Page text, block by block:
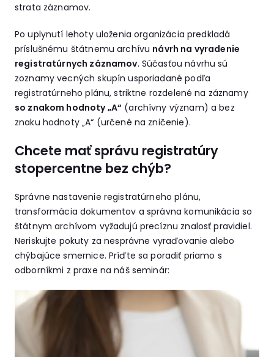
strata záznamov.
Po uplynutí lehoty uloženia organizácia predkladá
príslušnému štátnemu archívu návrh na vyradenie
registratúrnych záznamov. Súčasťou návrhu sú
zoznamy vecných skupín usporiadané podľa
registratúrneho plánu, striktne rozdelené na záznamy
so znakom hodnoty „A“ (archívny význam) a bez
znaku hodnoty „A“ (určené na zničenie).
Chcete mať správu registratúry
stopercentne bez chýb?
Správne nastavenie registratúrneho plánu,
transformácia dokumentov a správna komunikácia so
štátnym archívom vyžadujú precíznu znalosť pravidiel.
Neriskujte pokuty za nesprávne vyraďovanie alebo
chýbajúce smernice. Príďte sa poradiť priamo s
odborníkmi z praxe na náš seminár: